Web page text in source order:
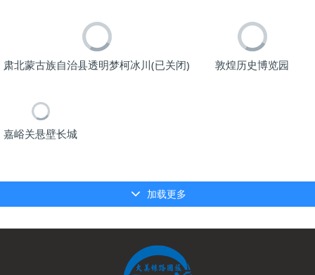
肃北蒙古族自治县透明梦柯冰川(已关闭) 敦煌历史博览园
嘉峪关悬壁长城
加载更多